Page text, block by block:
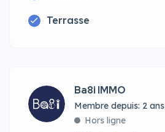
Terrasse
Ba8i IMMO
Membre depuis: 2 ans
Hors ligne